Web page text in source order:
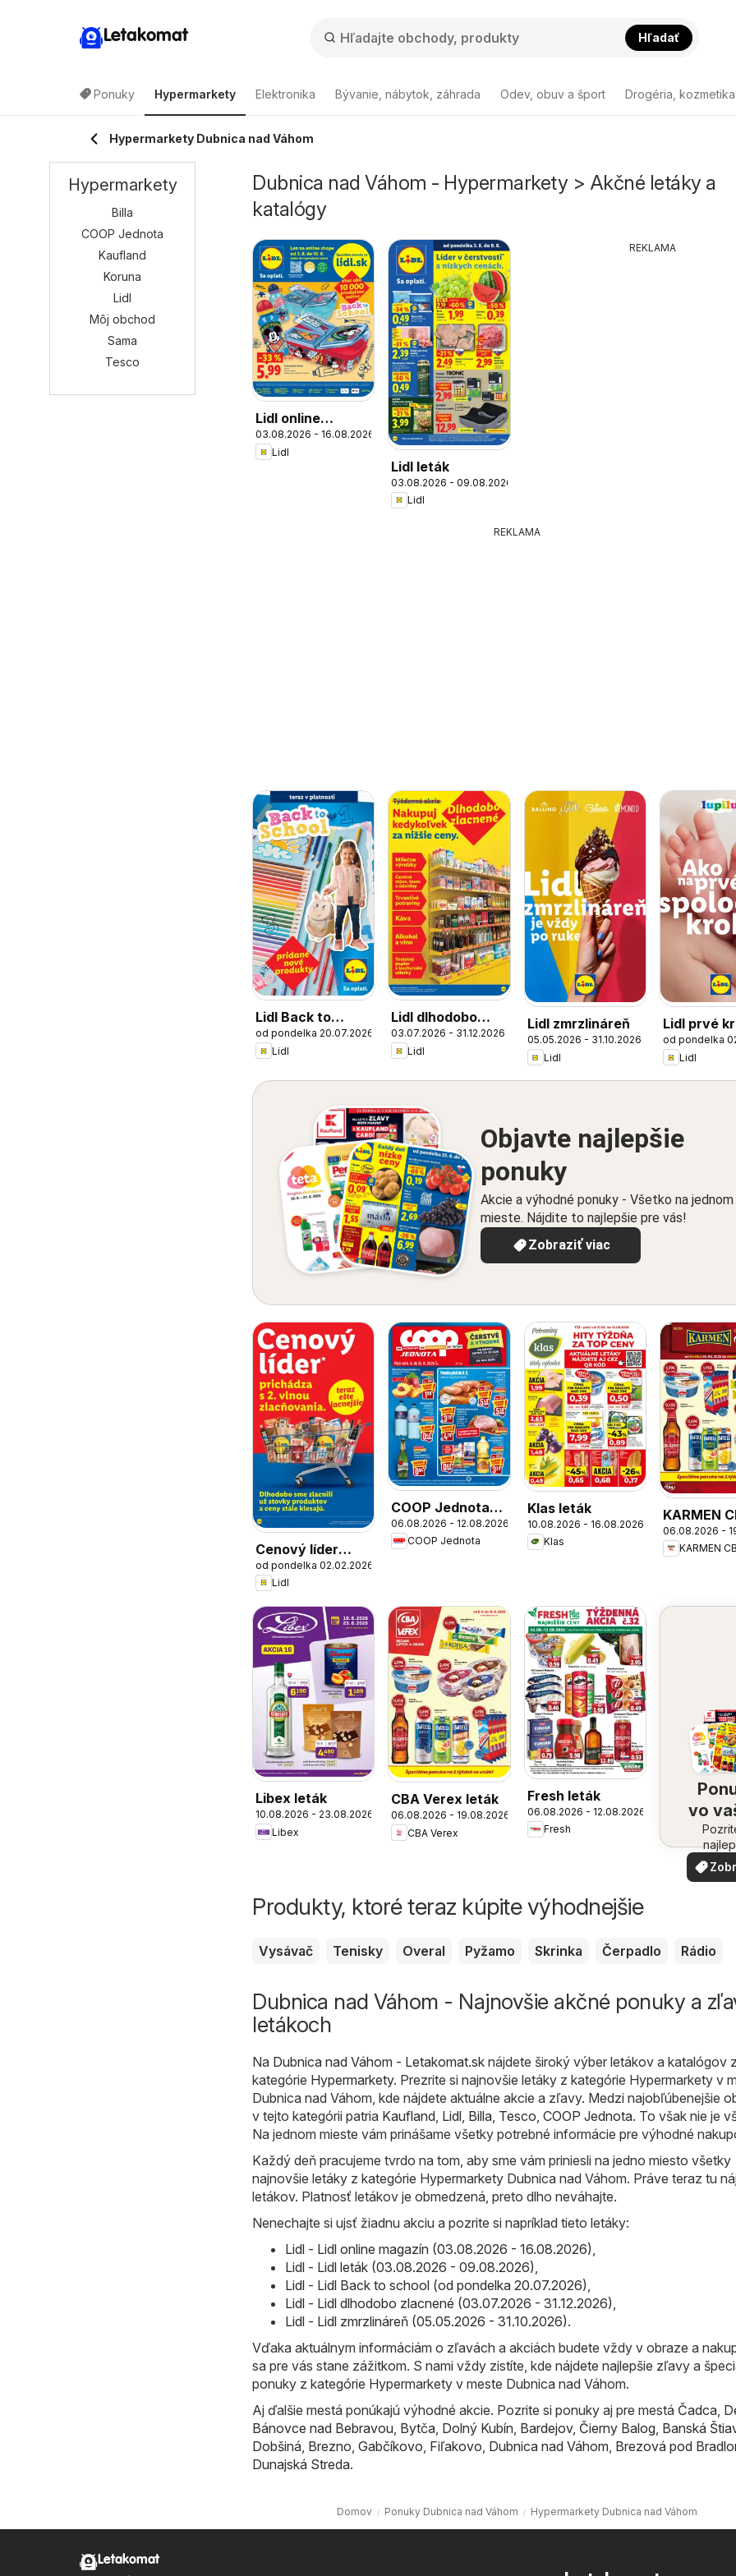
Letakomat Hľadať
Ponuky Hypermarkety Elektronika Bývanie, nábytok, záhrada Odev, obuv a šport Drogéria, kozmetika
Hypermarkety Dubnica nad Váhom
Dubnica nad Váhom - Hypermarkety > Akčné letáky a
katalógy
Lidl online
magazín
03.08.2026 - 16.08.2026
Lidl
Lidl leták
03.08.2026 - 09.08.2026
Lidl
REKLAMA
REKLAMA
Lidl Back to
school
od pondelka 20.07.2026
Lidl
Lidl dlhodobo
zlacnené
03.07.2026 - 31.12.2026
Lidl
Lidl zmrzlináreň
05.05.2026 - 31.10.2026
Lidl
Lidl prvé
spolu
od pondelka
Lidl
Objavte najlepšie
ponuky
Akcie a výhodné ponuky - Všetko na jednom
mieste. Nájdite to najlepšie pre vás!
Zobraziť viac
Cenový líder
zlacňuje
od pondelka 02.02.2026
Lidl
COOP Jednota
leták
06.08.2026 - 12.08.2026
COOP Jednota
Klas leták
10.08.2026 - 16.08.2026
Klas
KARMEN
leták
06.08.2026 -
KARMEN
Libex leták
10.08.2026 - 23.08.2026
Libex
CBA Verex leták
06.08.2026 - 19.08.2026
CBA Verex
Fresh leták
06.08.2026 - 12.08.2026
Fresh
vo
vašom
viac
Produkty, ktoré teraz kúpite výhodnejšie
Vysávač Tenisky Overal Pyžamo Skrinka Čerpadlo Rádio
Dubnica nad Váhom - Najnovšie akčné ponuky a
letákoch
Na Dubnica nad Váhom - Letakomat.sk nájdete široký výber letákov a katalógov z
kategórie Hypermarkety. Prezrite si najnovšie letáky z kategórie Hypermarkety v
Dubnica nad Váhom, kde nájdete aktuálne akcie a zľavy. Medzi najobľúbenejšie
v tejto kategórii patria Kaufland, Lidl, Billa, Tesco, COOP Jednota. To však nie je
Na jednom mieste vám prinášame všetky potrebné informácie pre výhodné
Každý deň pracujeme tvrdo na tom, aby sme vám priniesli na jedno miesto všetky
najnovšie letáky z kategórie Hypermarkety Dubnica nad Váhom. Práve teraz tu
letákov. Platnosť letákov je obmedzená, preto dlho neváhajte.
Nenechajte si ujsť žiadnu akciu a pozrite si napríklad tieto letáky:
Lidl - Lidl online magazín (03.08.2026 - 16.08.2026),
Lidl - Lidl leták (03.08.2026 - 09.08.2026),
Lidl - Lidl Back to school (od pondelka 20.07.2026),
Lidl - Lidl dlhodobo zlacnené (03.07.2026 - 31.12.2026),
Lidl - Lidl zmrzlináreň (05.05.2026 - 31.10.2026).
Vďaka aktuálnym informáciám o zľavách a akciách budete vždy v obraze a
sa pre vás stane zážitkom. S nami vždy zistíte, kde nájdete najlepšie zľavy a
ponuky z kategórie Hypermarkety v meste Dubnica nad Váhom.
Aj ďalšie mestá ponúkajú výhodné akcie. Pozrite si ponuky aj pre mestá Čadca,
Bánovce nad Bebravou, Bytča, Dolný Kubín, Bardejov, Čierny Balog, Banská
Dobšiná, Brezno, Gabčíkovo, Fiľakovo, Dubnica nad Váhom, Brezová pod
Dunajská Streda.
Domov Ponuky Dubnica nad Váhom Hypermarkety Dubnica nad Váhom
Hypermarkety
Billa
COOP Jednota
Kaufland
Koruna
Lidl
Môj obchod
Sama
Tesco
Letakomat